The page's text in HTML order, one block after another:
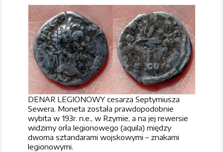
DENAR LEGIONOWY cesarza Septymiusza
Sewera. Moneta została prawdopodobnie
wybita w 193r. n.e., w Rzymie, a na jej rewersie
widzimy orła legionowego (aquila) między
dwoma sztandarami wojskowymi – znakami
legionowymi.